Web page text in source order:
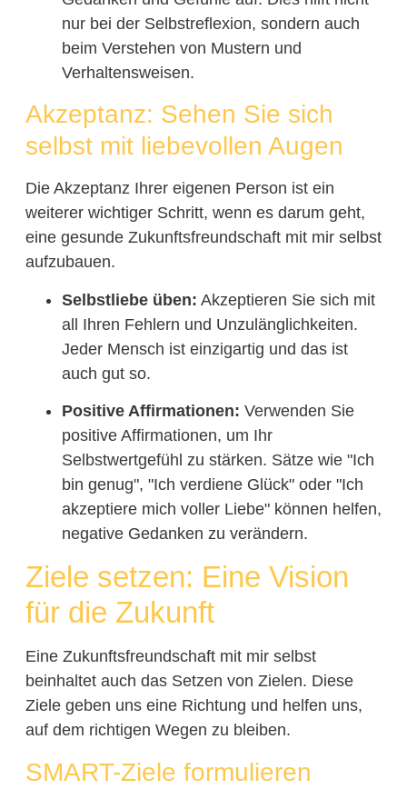
nur bei der Selbstreflexion, sondern auch
beim Verstehen von Mustern und
Verhaltensweisen.
Akzeptanz: Sehen Sie sich
selbst mit liebevollen Augen
Die Akzeptanz Ihrer eigenen Person ist ein
weiterer wichtiger Schritt, wenn es darum geht,
eine gesunde Zukunftsfreundschaft mit mir selbst
aufzubauen.
Selbstliebe üben: Akzeptieren Sie sich mit
all Ihren Fehlern und Unzulänglichkeiten.
Jeder Mensch ist einzigartig und das ist
auch gut so.
Positive Affirmationen: Verwenden Sie
positive Affirmationen, um Ihr
Selbstwertgefühl zu stärken. Sätze wie "Ich
bin genug", "Ich verdiene Glück" oder "Ich
akzeptiere mich voller Liebe" können helfen,
negative Gedanken zu verändern.
Ziele setzen: Eine Vision
für die Zukunft
Eine Zukunftsfreundschaft mit mir selbst
beinhaltet auch das Setzen von Zielen. Diese
Ziele geben uns eine Richtung und helfen uns,
auf dem richtigen Wegen zu bleiben.
SMART-Ziele formulieren